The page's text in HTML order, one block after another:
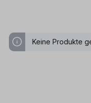
Keine Produkte